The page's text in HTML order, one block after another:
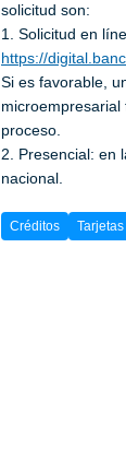
solicitud son:
1. Solicitud en
https://
Si es favorable,
proceso.
2. Presencial: en
nacional.
Créditos Tarjetas